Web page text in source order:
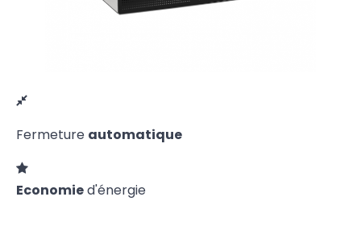
Fermeture automatique
Economied'énergie